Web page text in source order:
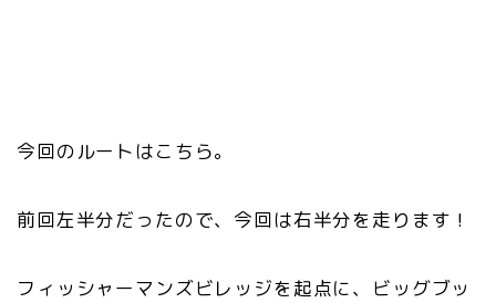
今回のルートはこちら。
前回左半分だったので、今回は右半分を走ります！
フィッシャーマンズビレッジを起点に、ビッグブッ